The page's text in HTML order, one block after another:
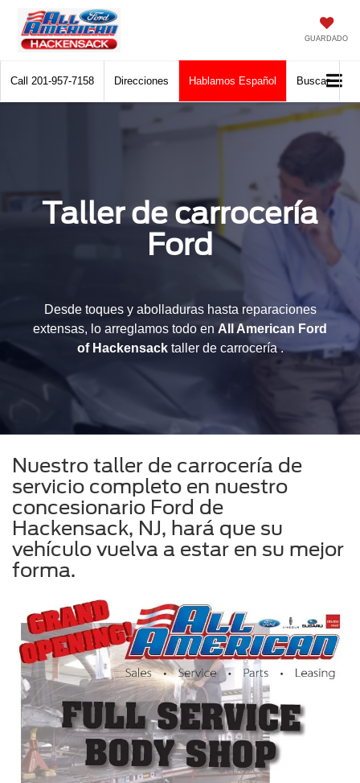
GUARDADO
Call 201-957-7158 Direcciones Hablamos Español Buscar
Taller de carrocería
Ford
Desde toques y abolladuras hasta reparaciones
extensas, lo arreglamos todo en All American Ford
of Hackensacktaller de carrocería .
Nuestro taller de carrocería de
servicio completo en nuestro
concesionario Ford de
Hackensack, NJ, hará que su
vehículo vuelva a estar en su mejor
forma.